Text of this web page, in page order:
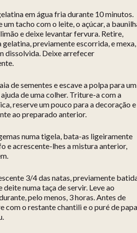
em água fria durante 10 minutos.
um tacho com o leite, o açúcar, a
e deixe levantar fervura. Retire,
gelatina, previamente escorrida, e mexa,
dissolvida. Deixe arrefecer
de sementes e escave a polpa para um
de uma colher. Triture-a com a
reserve um pouco para a decoração e
ao preparado anterior.
numa tigela, bata-as ligeiramente
e acrescente-lhes a mistura anterior,
3/4 das natas, previamente
deite numa taça de servir. Leve ao
pelo menos, 3 horas. Antes de
com o restante chantili e o puré de